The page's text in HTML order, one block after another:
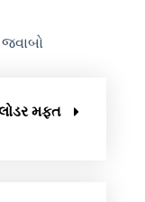
જવાબો
મફત